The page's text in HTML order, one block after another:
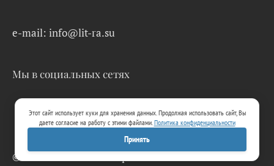
e-mail: info@lit-ra.su
Мы в социальных сетях
© 2026 Lit-Ra.su. Электронная библиотека.
Этот сайт использует куки для хранения данных. Продолжая использовать сайт, Вы
даете согласие на работу с этими файлами.Политика конфиденциальности
Принять